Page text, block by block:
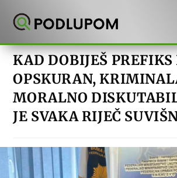
KAD DOBIJEŠ
OPSKURAN,
MORALNO
JE SVAKA RIJEČ